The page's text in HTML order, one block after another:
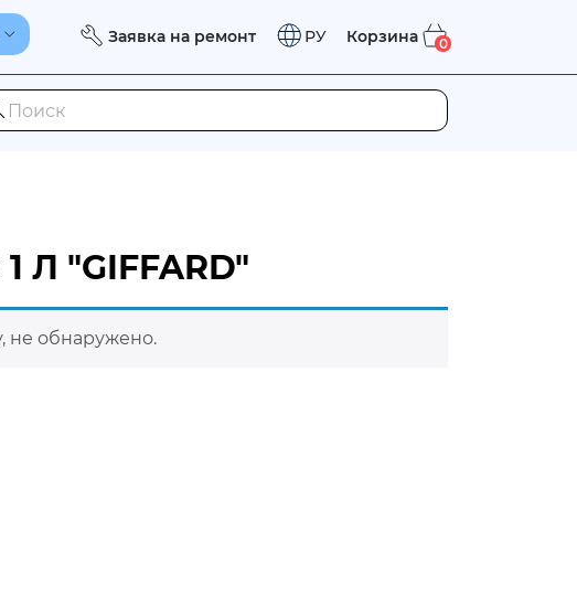
Заявка на ремонт РУ Корзина 0
Л "GIFFARD"
не обнаружено.